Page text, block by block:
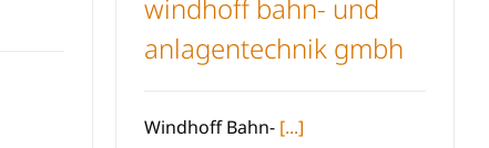
Windhoff Bahn- und
windhoff bahn- und
anlagentechnik gmbh
Windhoff Bahn- [...]